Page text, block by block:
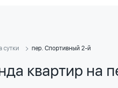
сутки пер. Спортивный 2-й
квартир на